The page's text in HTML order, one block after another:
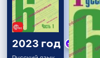
2023 год